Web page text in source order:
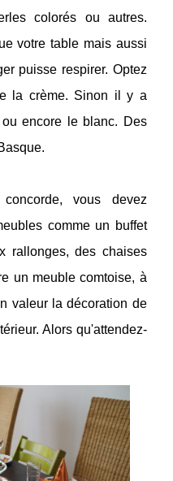
colorés ou autres.
votre table mais aussi
puisse respirer. Optez
la crème. Sinon il y a
encore le blanc. Des
vous devez
comme un buffet
rallonges, des chaises
un meuble comtoise, à
valeur la décoration de
Alors qu'attendez-